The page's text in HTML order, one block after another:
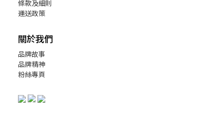
條款及細則
運送政策
關於我們
品牌故事
品牌精神
粉絲專頁